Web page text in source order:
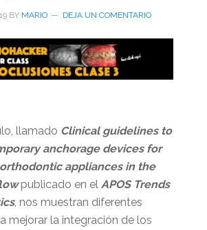
BY MARIO DEJA UN COMENTARIO
llamado Clinical guidelines to
anchorage devices for
appliances in the
publicado en el APOS Trends
, nos muestran diferentes
mejorar la integración de los